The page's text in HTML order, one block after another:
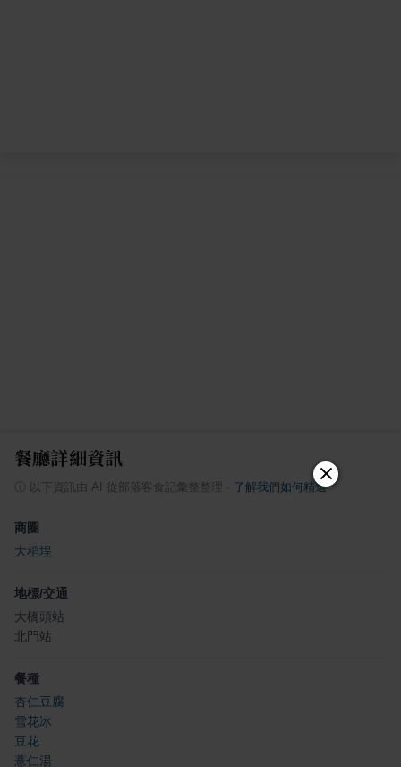
餐廳詳細資訊
以下資訊由 AI 從部落客食記彙整整理 了解我們如何精選
商圈
大稻埕
地標/交通
大橋頭站
北門站
餐種
杏仁豆腐
雪花冰
豆花
薏仁湯